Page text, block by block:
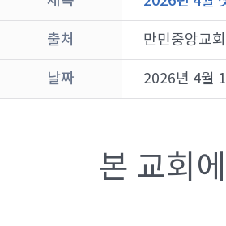
출처 만민중앙교회
날짜 2026년 4월
본 교회